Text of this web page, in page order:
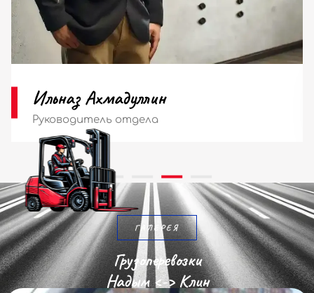
Мария Ильина
Диспетчер
ГАЛЕРЕЯ
Грузоперевозки
Надым <-> Клин